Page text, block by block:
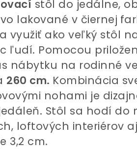
stôl do jedálne,
lakované v čiernej
využiť ako veľký stôl
ľudí. Pomocou
nábytku na rodinné
260 cm. Kombinácia
nohami je
Stôl sa hodí do
loftových interiérov
3,2 cm.